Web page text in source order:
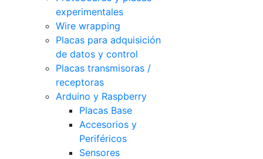
experimentales
Wire wrapping
Placas para adquisición
de datos y control
Placas transmisoras /
receptoras
Arduino y Raspberry
Placas Base
Accesorios y
Periféricos
Sensores